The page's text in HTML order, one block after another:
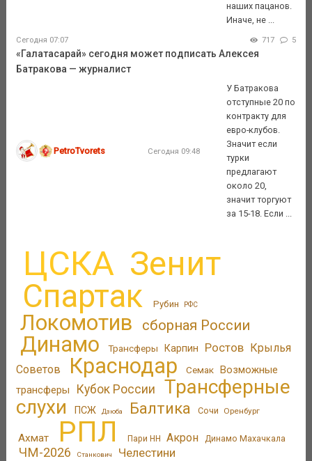
наших пацанов.
Иначе, не ...
Сегодня 07:07 717 5
«Галатасарай» сегодня может подписать Алексея
Батракова — журналист
PetroTvorets Сегодня 09:48
У Батракова
отступные 20 по
контракту для
евро-клубов.
Значит если
турки
предлагают
около 20,
значит торгуют
за 15-18. Если ...
ЦСКА Зенит
Спартак Рубин РФС
Локомотив сборная России
Динамо Трансферы Карпин Ростов
Крылья
Советов
Краснодар Семак Возможные
трансферы
Кубок России
Трансферные
слухи
ПСЖ Дзюба Балтика Сочи Оренбург
Ахмат РПЛ Пари НН Акрон Динамо Махачкала
ЧМ-2026 Станкович Челестини